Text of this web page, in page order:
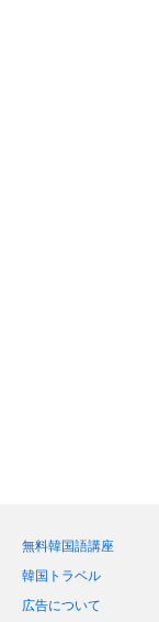
無料韓国語講座
韓国トラベル
広告について